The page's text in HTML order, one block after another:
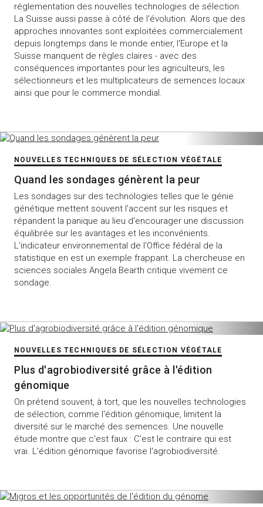
réglementation des nouvelles technologies de sélection.
La Suisse aussi passe à côté de l'évolution. Alors que des
approches innovantes sont exploitées commercialement
depuis longtemps dans le monde entier, l'Europe et la
Suisse manquent de règles claires - avec des
conséquences importantes pour les agriculteurs, les
sélectionneurs et les multiplicateurs de semences locaux
ainsi que pour le commerce mondial.
NOUVELLES TECHNIQUES DE SÉLECTION VÉGÉTALE
Quand les sondages génèrent la peur
Les sondages sur des technologies telles que le génie
génétique mettent souvent l'accent sur les risques et
répandent la panique au lieu d'encourager une discussion
équilibrée sur les avantages et les inconvénients.
L'indicateur environnemental de l'Office fédéral de la
statistique en est un exemple frappant. La chercheuse en
sciences sociales Angela Bearth critique vivement ce
sondage.
NOUVELLES TECHNIQUES DE SÉLECTION VÉGÉTALE
Plus d'agrobiodiversité grâce à l'édition
génomique
On prétend souvent, à tort, que les nouvelles technologies
de sélection, comme l'édition génomique, limitent la
diversité sur le marché des semences. Une nouvelle
étude montre que c'est faux : C'est le contraire qui est
vrai. L'édition génomique favorise l'agrobiodiversité.